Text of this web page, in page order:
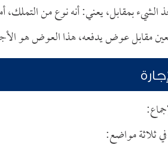
بمقابل، يعني: أنه نوع من التملك،
مقابل عوض يدفعه، هذا العوض هو
ثلاثة مواضع: